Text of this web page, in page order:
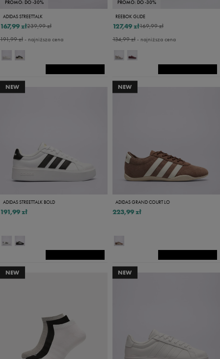
PROMO: DO -30%
ADIDAS STREETTALK
239,99 zł
167,99 zł
191,99 zł- najniższa cena
PROMO: DO -30%
REEBOK GLIDE
169,99 zł
127,49 zł
134,99 zł- najniższa cena
NEW
ADIDAS STREETTALK BOLD
191,99 zł
NEW
ADIDAS GRAND COURT LO
223,99 zł
NEW NEW